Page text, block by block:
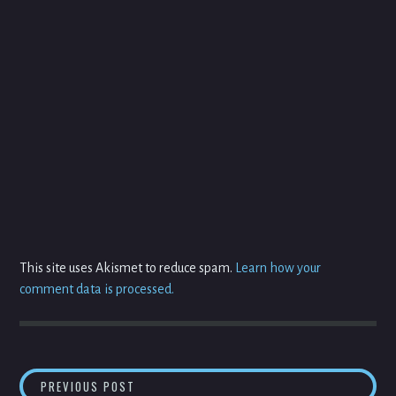
This site uses Akismet to reduce spam.
Learn how your
comment data is processed.
PREVIOUS POST [SAŽETAK] 7 RULES FOR POSITIVE,